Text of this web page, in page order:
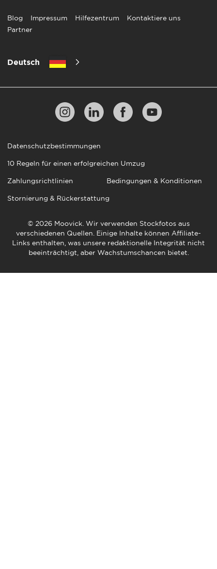
Blog Impressum Hilfezentrum
Kontaktiere uns
Partner
Deutsch
© 2026 Moovick. Wir verwenden Stockfotos aus
verschiedenen Quellen. Einige Inhalte können Affiliate-
Links enthalten, was unsere redaktionelle Integrität nicht
beeinträchtigt, aber Wachstumschancen bietet.
Datenschutzbestimmungen
10 Regeln für einen erfolgreichen Umzug
Zahlungsrichtlinien Bedingungen & Konditionen
Stornierung & Rückerstattung